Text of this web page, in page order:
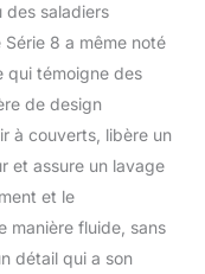
des saladiers
Série 8 a même noté
qui témoigne des
de design
à couverts, libère un
et assure un lavage
et le
manière fluide, sans
détail qui a son